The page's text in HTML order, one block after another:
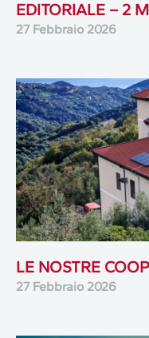
EDITORIALE – 2
27 Febbraio 2026
LE NOSTRE
27 Febbraio 2026